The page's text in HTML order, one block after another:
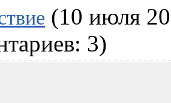
(10 июля
3)